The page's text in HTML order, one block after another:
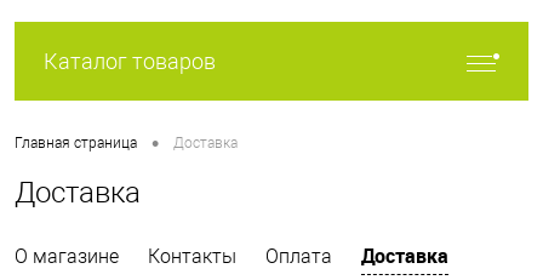
Каталог товаров
Главная страница • Доставка
Доставка
О магазине Контакты Оплата Доставка